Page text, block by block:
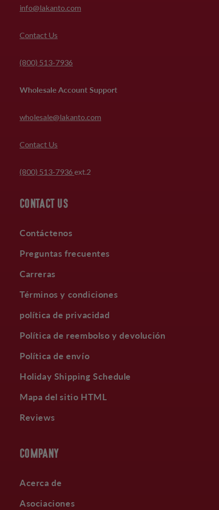
info@lakanto.com
Contact Us
(800) 513-7936
Wholesale Account Support
wholesale@lakanto.com
Contact Us
(800) 513-7936 ext.2
CONTACT US
Contáctenos
Preguntas frecuentes
Carreras
Términos y condiciones
política de privacidad
Política de reembolso y devolución
Política de envío
Holiday Shipping Schedule
Mapa del sitio HTML
Reviews
COMPANY
Acerca de
Asociaciones